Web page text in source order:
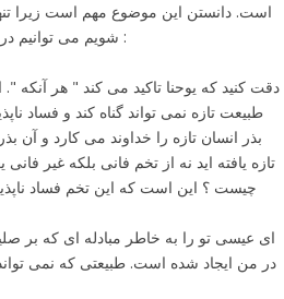
است. دانستن این موضوع مهم است زیرا
شویم می توانیم در زندگی پیروز شویم. در اول یوحنا 4:5 کلام خدا چنین می گوید :
دقت کنید که یوحنا تاکید می کند " هر آنکه
طبیعت تازه نمی تواند گناه کند و فساد
تازه یافته اید نه از تخم فانی بلکه غیر
چیست ؟ این است که این تخم فساد
ای عیسی تو را به خاطر مبادله ای که بر
در من ایجاد شده است. طبیعتی که نمی